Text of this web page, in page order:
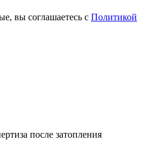
вы соглашаетесь с Политикой
после затопления